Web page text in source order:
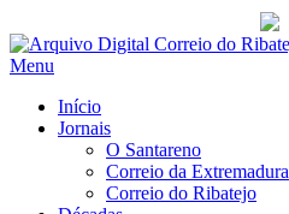
Saltar
para
Menu
Início
Jornais
O Santareno
Correio da Extremadura
Correio do Ribatejo